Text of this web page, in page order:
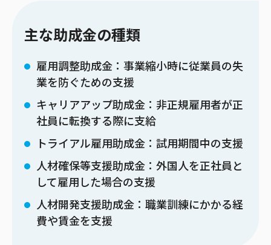
主な助成金の種類
雇用調整助成金：事業縮小時に従業員の失
業を防ぐための支援
キャリアアップ助成金：非正規雇用者が正
社員に転換する際に支給
トライアル雇用助成金：試用期間中の支援
人材確保等支援助成金：外国人を正社員と
して雇用した場合の支援
人材開発支援助成金：職業訓練にかかる経
費や賃金を支援